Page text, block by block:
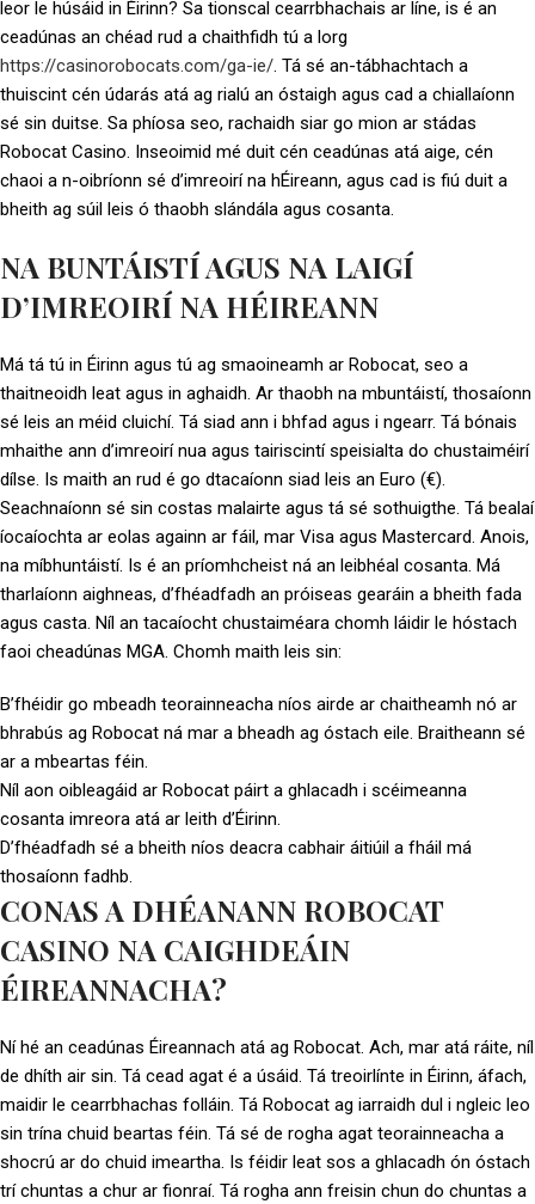
leor le húsáid in Éirinn? Sa tionscal cearrbhachais ar líne, is é an
ceadúnas an chéad rud a chaithfidh tú a lorg
https://casinorobocats.com/ga-ie/. Tá sé an-tábhachtach a
thuiscint cén údarás atá ag rialú an óstaigh agus cad a chiallaíonn
sé sin duitse. Sa phíosa seo, rachaidh siar go mion ar stádas
Robocat Casino. Inseoimid mé duit cén ceadúnas atá aige, cén
chaoi a n-oibríonn sé d’imreoirí na hÉireann, agus cad is fiú duit a
bheith ag súil leis ó thaobh slándála agus cosanta.
NA BUNTÁISTÍ AGUS NA LAIGÍ
D’IMREOIRÍ NA HÉIREANN
Má tá tú in Éirinn agus tú ag smaoineamh ar Robocat, seo a
thaitneoidh leat agus in aghaidh. Ar thaobh na mbuntáistí, thosaíonn
sé leis an méid cluichí. Tá siad ann i bhfad agus i ngearr. Tá bónais
mhaithe ann d’imreoirí nua agus tairiscintí speisialta do chustaiméirí
dílse. Is maith an rud é go dtacaíonn siad leis an Euro (€).
Seachnaíonn sé sin costas malairte agus tá sé sothuigthe. Tá bealaí
íocaíochta ar eolas againn ar fáil, mar Visa agus Mastercard. Anois,
na míbhuntáistí. Is é an príomhcheist ná an leibhéal cosanta. Má
tharlaíonn aighneas, d’fhéadfadh an próiseas gearáin a bheith fada
agus casta. Níl an tacaíocht chustaiméara chomh láidir le hóstach
faoi cheadúnas MGA. Chomh maith leis sin:
B’fhéidir go mbeadh teorainneacha níos airde ar chaitheamh nó ar
bhrabús ag Robocat ná mar a bheadh ag óstach eile. Braitheann sé
ar a mbeartas féin.
Níl aon oibleagáid ar Robocat páirt a ghlacadh i scéimeanna
cosanta imreora atá ar leith d’Éirinn.
D’fhéadfadh sé a bheith níos deacra cabhair áitiúil a fháil má
thosaíonn fadhb.
CONAS A DHÉANANN ROBOCAT
CASINO NA CAIGHDEÁIN
ÉIREANNACHA?
Ní hé an ceadúnas Éireannach atá ag Robocat. Ach, mar atá ráite, níl
de dhíth air sin. Tá cead agat é a úsáid. Tá treoirlínte in Éirinn, áfach,
maidir le cearrbhachas folláin. Tá Robocat ag iarraidh dul i ngleic leo
sin trína chuid beartas féin. Tá sé de rogha agat teorainneacha a
shocrú ar do chuid imeartha. Is féidir leat sos a ghlacadh ón óstach
trí chuntas a chur ar fionraí. Tá rogha ann freisin chun do chuntas a